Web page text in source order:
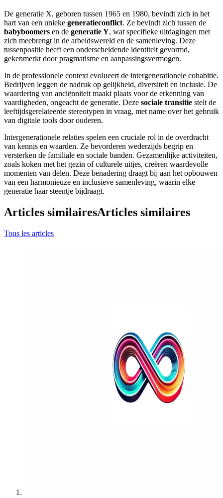
De generatie X, geboren tussen 1965 en 1980, bevindt zich in het
hart van een unieke generatieconflict. Ze bevindt zich tussen de
babyboomers en de generatie Y, wat specifieke uitdagingen met
zich meebrengt in de arbeidswereld en de samenleving. Deze
tussenpositie heeft een onderscheidende identiteit gevormd,
gekenmerkt door pragmatisme en aanpassingsvermogen.
In de professionele context evolueert de intergenerationele cohabitie.
Bedrijven leggen de nadruk op gelijkheid, diversiteit en inclusie. De
waardering van anciënniteit maakt plaats voor de erkenning van
vaardigheden, ongeacht de generatie. Deze sociale transitie stelt de
leeftijdsgerelateerde stereotypen in vraag, met name over het gebruik
van digitale tools door ouderen.
Intergenerationele relaties spelen een cruciale rol in de overdracht
van kennis en waarden. Ze bevorderen wederzijds begrip en
versterken de familiale en sociale banden. Gezamenlijke activiteiten,
zoals koken met het gezin of culturele uitjes, creëren waardevolle
momenten van delen. Deze benadering draagt bij aan het opbouwen
van een harmonieuze en inclusieve samenleving, waarin elke
generatie haar steentje bijdraagt.
Articles similairesArticles similaires
Tous les articles